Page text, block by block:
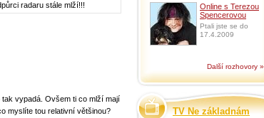
radaru stále mlží!!!
vypadá. Ovšem ti co mlží mají
myslíte tou relativní většinou?
Online s Terezou
Spencerovou
Ptali jste se do
17.4.2009
Další rozhovory »
TV Ne základnám